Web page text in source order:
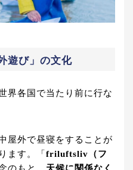
遊び」の文化
界各国で当たり前に行な
屋外で昼寝をすることが
ます。「 friluftsliv（フ